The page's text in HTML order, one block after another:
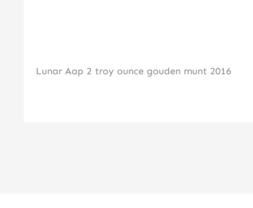
Lunar Aap 2 troy ounce gouden munt 2016